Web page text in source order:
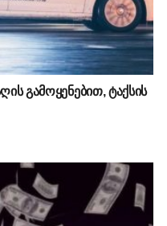
გამოყენებით, ტაქსის